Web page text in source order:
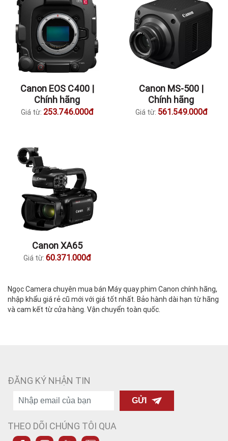
Canon EOS C400 |
Chính hãng
Giá từ: 253.746.000đ
Canon MS-500 |
Chính hãng
Giá từ: 561.549.000đ
Canon XA65
Giá từ: 60.371.000đ
Ngọc Camera chuyên mua bán Máy quay phim Canon chính hãng,
nhập khẩu giá rẻ cũ mới với giá tốt nhất. Bảo hành dài hạn từ hãng
và cam kết từ cửa hàng. Vận chuyển toàn quốc.
ĐĂNG KÝ NHẬN TIN
GỬI
THEO DÕI CHÚNG TÔI QUA